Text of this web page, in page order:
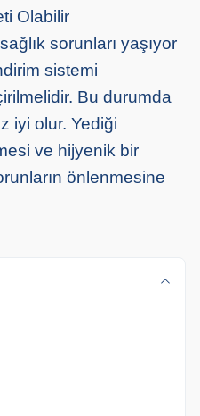
Olabilir
sorunları yaşıyor
sistemi
Bu durumda
iyi olur. Yediği
ve hijyenik bir
önlenmesine